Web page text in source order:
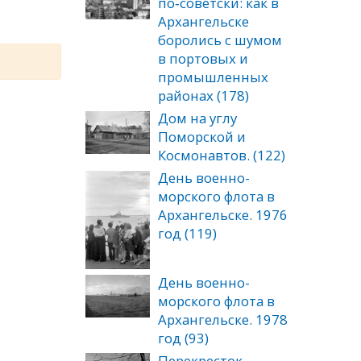
Архангельске
боролись с шумом
в портовых и
промышленных
районах (178)
Дом на углу
Поморской и
Космонавтов. (122)
День военно-
морского флота в
Архангельске. 1976
год (119)
День военно-
морского флота в
Архангельске. 1978
год (93)